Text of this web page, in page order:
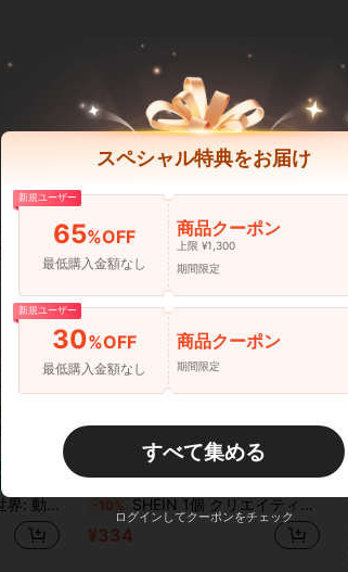
ィス用品、学用品への最高のギフト、サイズ7.9x7.9インチ
¥37 節約
-10% SHEIN 1個 クリエイティブな水彩塗り絵帳、ストレス解消のための落書き描画帳 漫画デザイン付、学校に戻る、学校用品
¥334
スペシャル特典をお届け
新規ユーザー
65%OFF
最低購入金額なし
商品クーポン
上限 ¥1,300
期間限定
新規ユーザー
30%OFF
最低購入金額なし
商品クーポン
期間限定
すべて集める
ログインしてクーポンをチェック